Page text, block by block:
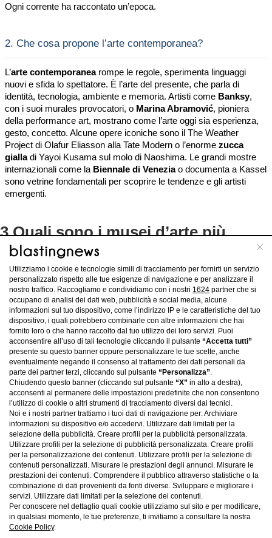
Ogni corrente ha raccontato un’epoca.
2. Che cosa propone l’arte contemporanea?
L’arte contemporanearompe le regole, sperimenta linguaggi
nuovi e sfida lo spettatore. È l’arte del presente, che parla di
identità, tecnologia, ambiente e memoria. Artisti come Banksy,
con i suoi murales provocatori, o Marina Abramović, pioniera
della performance art, mostrano come l’arte oggi sia esperienza,
gesto, concetto. Alcune opere iconiche sono il The Weather
Project di Olafur Eliasson alla Tate Modern o l’enorme zucca
gialladi Yayoi Kusama sul molo di Naoshima. Le grandi mostre
internazionali come la Biennale di Veneziao documenta a Kassel
sono vetrine fondamentali per scoprire le tendenze e gli artisti
emergenti.
3.Quali sono i musei d’arte più
famosi del mondo?
Visitare un grande museo è un viaggio nella storia
dell’umanità. IlLouvredi Parigi custodisce la Gioconda e
migliaia di capolavori dal mondo antico all’Ottocento. Il
Museo del Pradoa Madrid è il regno di Velázquez e Goya.
New York, il MoMA e il Metropolitan espongono l’arte
moderna e contemporanea più influente, da Van Gogh a
Warhol. ALondra, la National Gallery e la Tate Modern
offrono uno sguardo completo sull’arte europea e globale.
Senza dimenticare gliUffizi di Firenze, scrigno del
Rinascimento italiano.
Chi segue il Canale Arte?
Utilizziamo i cookie e tecnologie simili di tracciamento per fornirti un servizio
personalizzato rispetto alle tue esigenze di navigazione e per analizzare il
nostro traffico. Raccogliamo e condividiamo con i nostri 1624 partner che si
occupano di analisi dei dati web, pubblicità e social media, alcune
informazioni sul tuo dispositivo, come l’indirizzo IP e le caratteristiche del tuo
dispositivo, i quali potrebbero combinarle con altre informazioni che hai
fornito loro o che hanno raccolto dal tuo utilizzo dei loro servizi. Puoi
acconsentire all’uso di tali tecnologie cliccando il pulsante “Accetta tutti”
presente su questo banner oppure personalizzare le tue scelte, anche
eventualmente negando il consenso al trattamento dei dati personali da
parte dei partner terzi, cliccando sul pulsante “Personalizza”.
Chiudendo questo banner (cliccando sul pulsante “X” in alto a destra),
acconsenti al permanere delle impostazioni predefinite che non consentono
l’utilizzo di cookie o altri strumenti di tracciamento diversi dai tecnici.
Noi e i nostri partner trattiamo i tuoi dati di navigazione per: Archiviare
informazioni su dispositivo e/o accedervi. Utilizzare dati limitati per la
selezione della pubblicità. Creare profili per la pubblicità personalizzata.
Utilizzare profili per la selezione di pubblicità personalizzata. Creare profili
per la personalizzazione dei contenuti. Utilizzare profili per la selezione di
contenuti personalizzati. Misurare le prestazioni degli annunci. Misurare le
prestazioni dei contenuti. Comprendere il pubblico attraverso statistiche o la
combinazione di dati provenienti da fonti diverse. Sviluppare e migliorare i
servizi. Utilizzare dati limitati per la selezione dei contenuti.
Per conoscere nel dettaglio quali cookie utilizziamo sul sito e per modificare,
in qualsiasi momento, le tue preferenze, ti invitiamo a consultare la nostra
Cookie Policy.